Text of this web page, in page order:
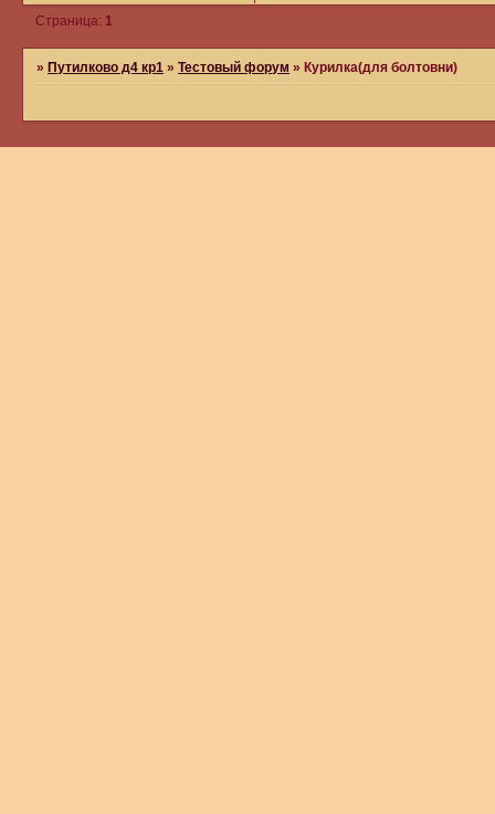
Страница: 1
»Путилково д4 кр1 »Тестовый форум »Курилка(для болтовни)